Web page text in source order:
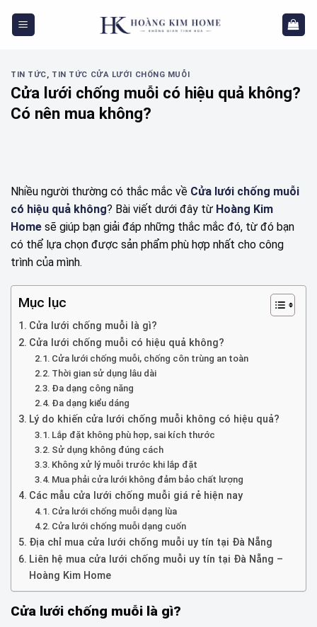
TIN TỨC, TIN TỨC CỬA LƯỚI CHỐNG MUỖI
Cửa lưới chống muỗi có hiệu quả không?
Có nên mua không?
Nhiều người thường có thắc mắc về Cửa lưới chống muỗi
có hiệu quả không? Bài viết dưới đây từ Hoàng Kim
Home sẽ giúp bạn giải đáp những thắc mắc đó, từ đó bạn
có thể lựa chọn được sản phẩm phù hợp nhất cho công
trình của mình.
Mục lục
Cửa lưới chống muỗi là gì?
Cửa lưới chống muỗi có hiệu quả không?
Cửa lưới chống muỗi, chống côn trùng an toàn
Thời gian sử dụng lâu dài
Đa dạng công năng
Đa dạng kiểu dáng
Lý do khiến cửa lưới chống muỗi không có hiệu quả?
Lắp đặt không phù hợp, sai kích thước
Sử dụng không đúng cách
Không xử lý muỗi trước khi lắp đặt
Mua phải cửa lưới không đảm bảo chất lượng
Các mẫu cửa lưới chống muỗi giá rẻ hiện nay
Cửa lưới chống muỗi dạng lùa
Cửa lưới chống muỗi dạng cuốn
Địa chỉ mua cửa lưới chống muỗi uy tín tại Đà Nẵng
Liên hệ mua cửa lưới chống muỗi uy tín tại Đà Nẵng –
Hoàng Kim Home
Cửa lưới chống muỗi là gì?